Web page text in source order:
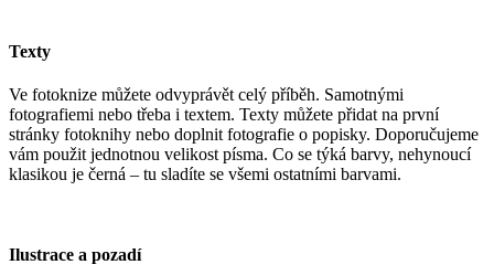
Texty
Ve fotoknize můžete odvyprávět celý příběh. Samotnými
fotografiemi nebo třeba i textem. Texty můžete přidat na první
stránky fotoknihy nebo doplnit fotografie o popisky. Doporučujeme
vám použit jednotnou velikost písma. Co se týká barvy, nehynoucí
klasikou je černá – tu sladíte se všemi ostatními barvami.
Ilustrace a pozadí